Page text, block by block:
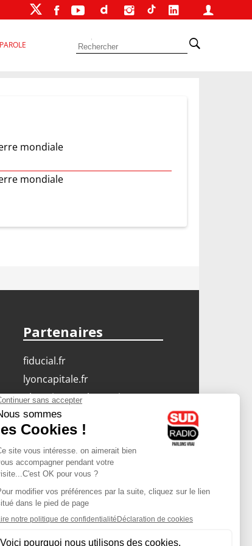
mondiale
mondiale
Partenaires
fiducial.fr
lyoncapitale.fr
olympique-et-lyonnais.com
L'application Iphone
/ Android
Téléchargez l'application
Les cookies